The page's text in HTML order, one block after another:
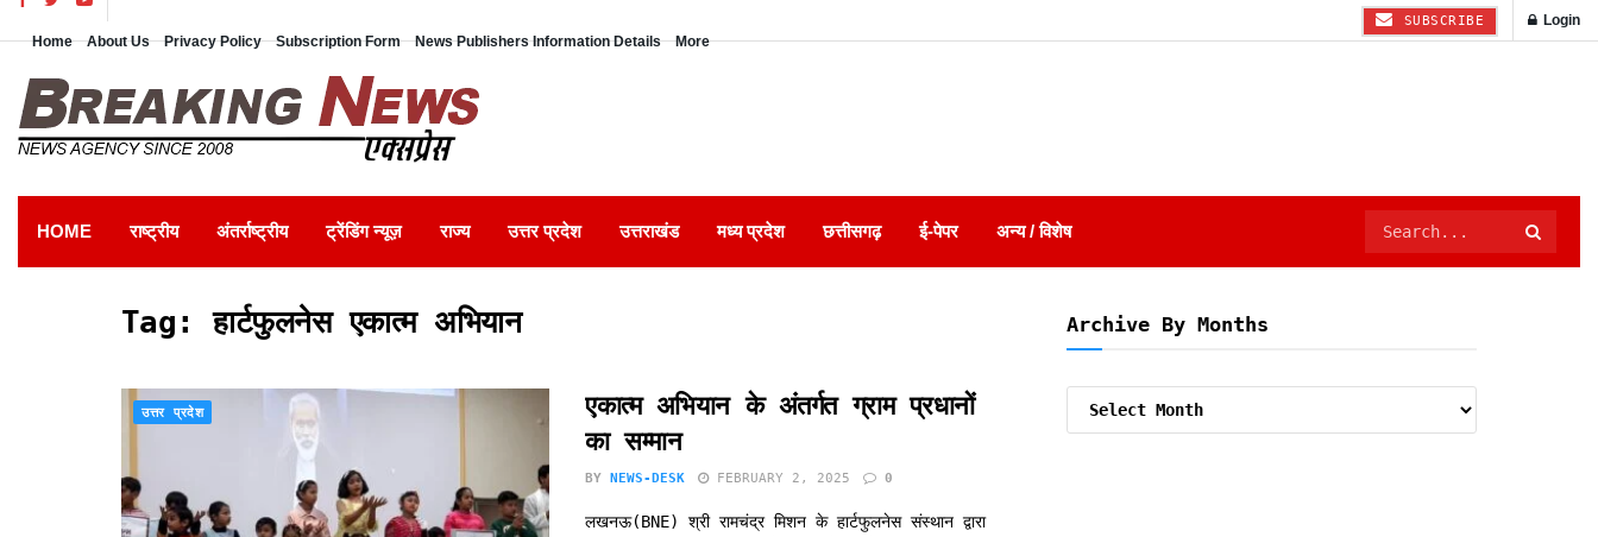
Home About Us Privacy Policy Subscription Form News Publishers Information Details More
SUBSCRIBE Login
HOME राष्ट्रीय अंतर्राष्ट्रीय ट्रेंडिंग न्यूज़ राज्य उत्तर प्रदेश उत्तराखंड मध्य प्रदेश छत्तीसगढ़ ई-पेपर अन्य / विशेष
Tag:हार्टफुलनेस एकात्म अभियान
उत्तर प्रदेश
एकात्म अभियान के अंतर्गत ग्राम प्रधानों
का सम्मान
BY NEWS-DESK FEBRUARY 2, 2025 0
लखनऊ(BNE) श्री रामचंद्र मिशन के हार्टफुलनेस संस्थान द्वारा
Archive By Months